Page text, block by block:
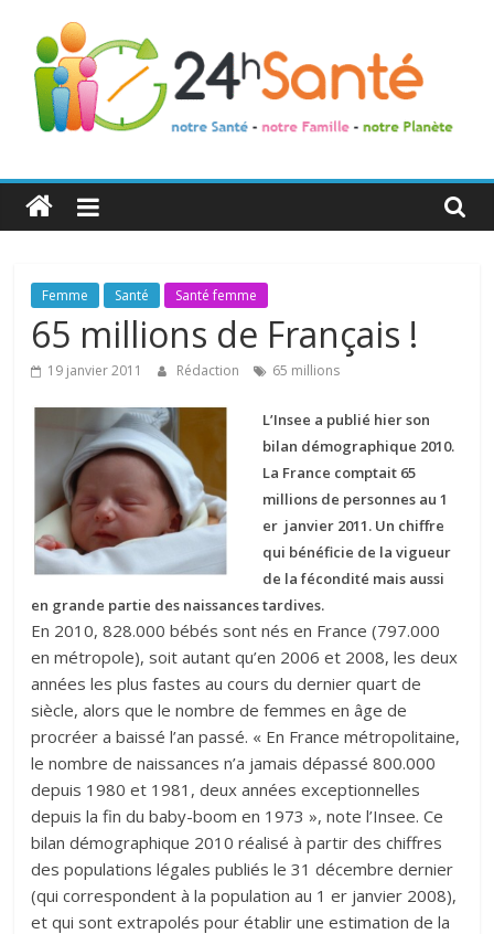
24h
Santé
La
santé
de
toute
Femme Santé Santé femme
65 millions de Français !
19 janvier 2011 Rédaction 65 millions
L’Insee a publié hier son
bilan démographique 2010.
La France comptait 65
millions de personnes au 1
er janvier 2011. Un chiffre
qui bénéficie de la vigueur
de la fécondité mais aussi
en grande partie des naissances tardives.
En 2010, 828.000 bébés sont nés en France (797.000
en métropole), soit autant qu’en 2006 et 2008, les deux
années les plus fastes au cours du dernier quart de
siècle, alors que le nombre de femmes en âge de
procréer a baissé l’an passé. « En France métropolitaine,
le nombre de naissances n’a jamais dépassé 800.000
depuis 1980 et 1981, deux années exceptionnelles
depuis la fin du baby-boom en 1973 », note l’Insee. Ce
bilan démographique 2010 réalisé à partir des chiffres
des populations légales publiés le 31 décembre dernier
(qui correspondent à la population au 1 er janvier 2008),
et qui sont extrapolés pour établir une estimation de la